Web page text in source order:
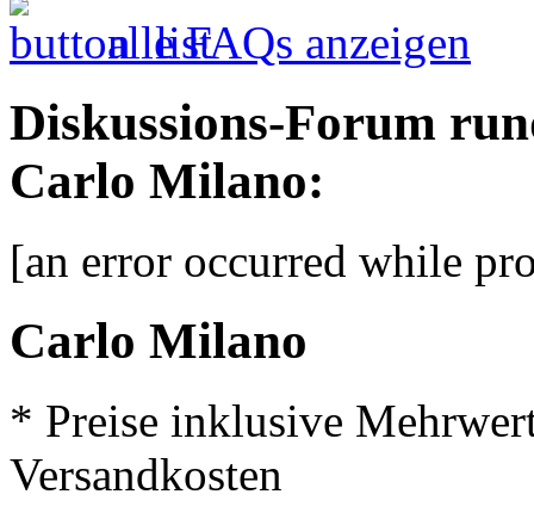
alle FAQs anzeigen
Diskussions-Forum
Carlo Milano:
[an error occurred while
Carlo Milano
* Preise inklusive
Versandkosten